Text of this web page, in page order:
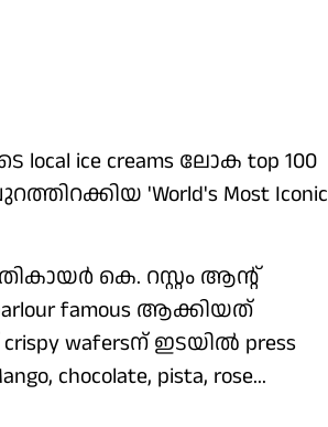
local ice creams ലോക top 100
'World's Most Iconic
കെ. റസ്റ്റം ആന്റ്
famous ആക്കിയത്
crispy wafersന് ഇടയില്‍ press
chocolate, pista, rose...